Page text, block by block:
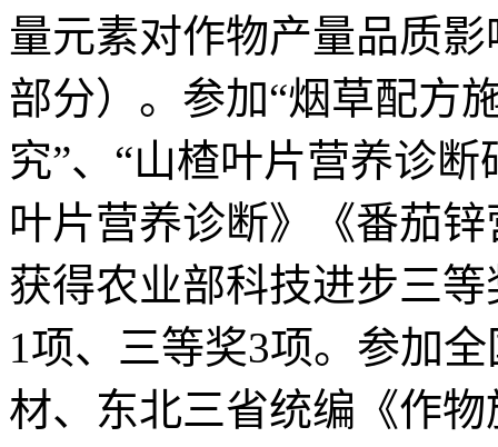
量元素对作物产量品质
部分）。参加“烟草配方
究”、“山楂叶片营养诊
叶片营养诊断》《番茄
获得农业部科技进步三
1项、三等奖3项。参加
材、东北三省统编《作